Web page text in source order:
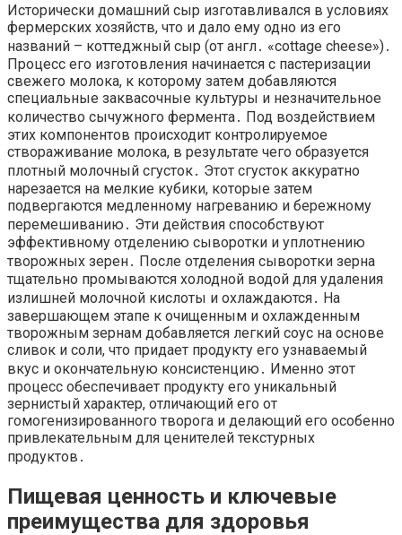
Исторически домашний сыр изготавливался в условиях
фермерских хозяйств, что и дало ему одно из его
названий – коттеджный сыр (от англ․ «cottage cheese»)․
Процесс его изготовления начинается с пастеризации
свежего молока, к которому затем добавляются
специальные заквасочные культуры и незначительное
количество сычужного фермента․ Под воздействием
этих компонентов происходит контролируемое
створаживание молока, в результате чего образуется
плотный молочный сгусток․ Этот сгусток аккуратно
нарезается на мелкие кубики, которые затем
подвергаются медленному нагреванию и бережному
перемешиванию․ Эти действия способствуют
эффективному отделению сыворотки и уплотнению
творожных зерен․ После отделения сыворотки зерна
тщательно промываются холодной водой для удаления
излишней молочной кислоты и охлаждаются․ На
завершающем этапе к очищенным и охлажденным
творожным зернам добавляется легкий соус на основе
сливок и соли, что придает продукту его узнаваемый
вкус и окончательную консистенцию․ Именно этот
процесс обеспечивает продукту его уникальный
зернистый характер, отличающий его от
гомогенизированного творога и делающий его особенно
привлекательным для ценителей текстурных
продуктов․
Пищевая ценность и ключевые
преимущества для здоровья